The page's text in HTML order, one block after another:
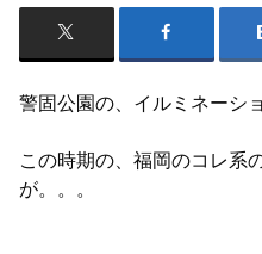
警固公園の、イルミネーシ
この時期の、福岡のコレ系
が。。。